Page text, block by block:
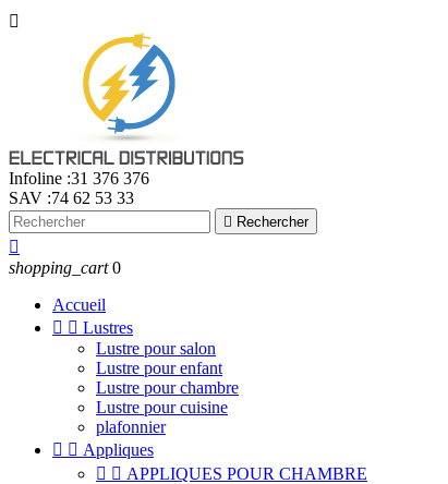

Infoline :31 376 376
SAV :74 62 53 33
 Rechercher

shopping_cart 0
Accueil
  Lustres
Lustre pour salon
Lustre pour enfant
Lustre pour chambre
Lustre pour cuisine
plafonnier
  Appliques
  APPLIQUES POUR CHAMBRE